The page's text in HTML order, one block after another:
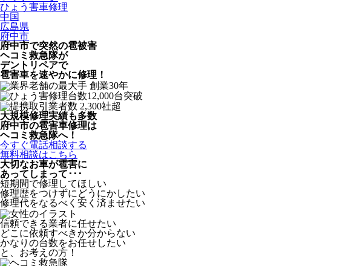
ひょう害車修理
中国
広島県
府中市
府中市で突然の雹被害
ヘコミ救急隊が
デントリペアで
雹害車を速やかに修理！
大規模修理実績も多数
府中市の雹害車修理は
ヘコミ救急隊へ！
今すぐ電話相談する
無料相談はこちら
大切なお車が雹害に
あってしまって･･･
短期間で修理してほしい
修理歴をつけずにどうにかしたい
修理代をなるべく安く済ませたい
信頼できる業者に任せたい
どこに依頼すべきか分からない
かなりの台数をお任せしたい
と、お考えの方！